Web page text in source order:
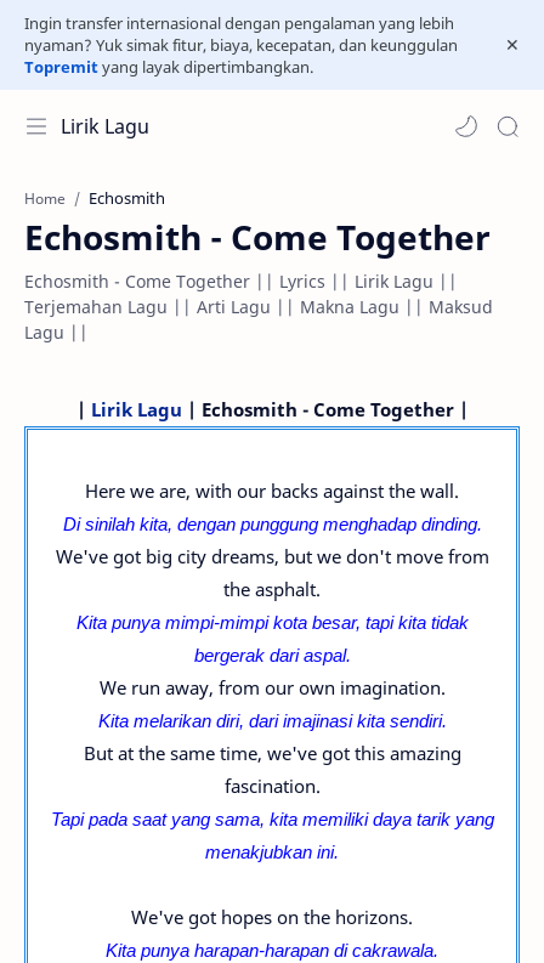
Ingin transfer internasional dengan pengalaman yang lebih
nyaman? Yuk simak fitur, biaya, kecepatan, dan keunggulan
Topremityang layak dipertimbangkan.
Lirik Lagu
Home Echosmith
Echosmith - Come Together
Echosmith - Come Together || Lyrics || Lirik Lagu ||
Terjemahan Lagu || Arti Lagu || Makna Lagu || Maksud
Lagu ||
| Lirik Lagu | Echosmith - Come Together |
Here we are, with our backs against the wall.
Di sinilah kita, dengan punggung menghadap dinding.
We've got big city dreams, but we don't move from
the asphalt.
Kita punya mimpi-mimpi kota besar, tapi kita tidak
bergerak dari aspal.
We run away, from our own imagination.
Kita melarikan diri, dari imajinasi kita sendiri.
But at the same time, we've got this amazing
fascination.
Tapi pada saat yang sama, kita memiliki daya tarik yang
menakjubkan ini.
We've got hopes on the horizons.
Kita punya harapan-harapan di cakrawala.